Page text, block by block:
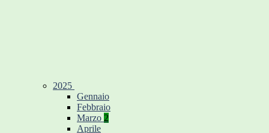
2025
Gennaio
Febbraio
Marzo 2
Aprile